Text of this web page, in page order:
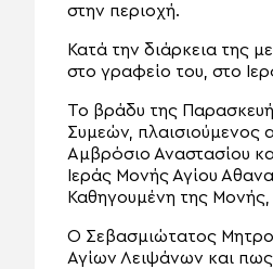
στην περιοχή.
Κατά την διάρκεια της
στο γραφείο του, στο
Το βράδυ της
Συμεών, πλαισιούμενος
Αμβρόσιο Αναστασίου
Ιεράς Μονής Αγίου
Καθηγουμένη της
Ο Σεβασμιώτατος
Αγίων Λειψάνων και